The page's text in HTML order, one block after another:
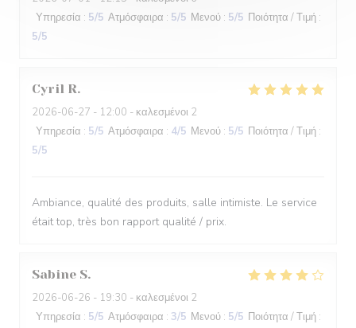
Υπηρεσία : 5/5 Ατμόσφαιρα : 5/5 Μενού : 5/5 Ποιότητα / Τιμή :
5/5
Cyril R
2026-06-27 - 12:00 - καλεσμένοι 2
Υπηρεσία : 5/5 Ατμόσφαιρα : 4/5 Μενού : 5/5 Ποιότητα / Τιμή :
5/5
Ambiance, qualité des produits, salle intimiste. Le service
était top, très bon rapport qualité / prix.
Sabine S
2026-06-26 - 19:30 - καλεσμένοι 2
Υπηρεσία : 5/5 Ατμόσφαιρα : 3/5 Μενού : 5/5 Ποιότητα / Τιμή :